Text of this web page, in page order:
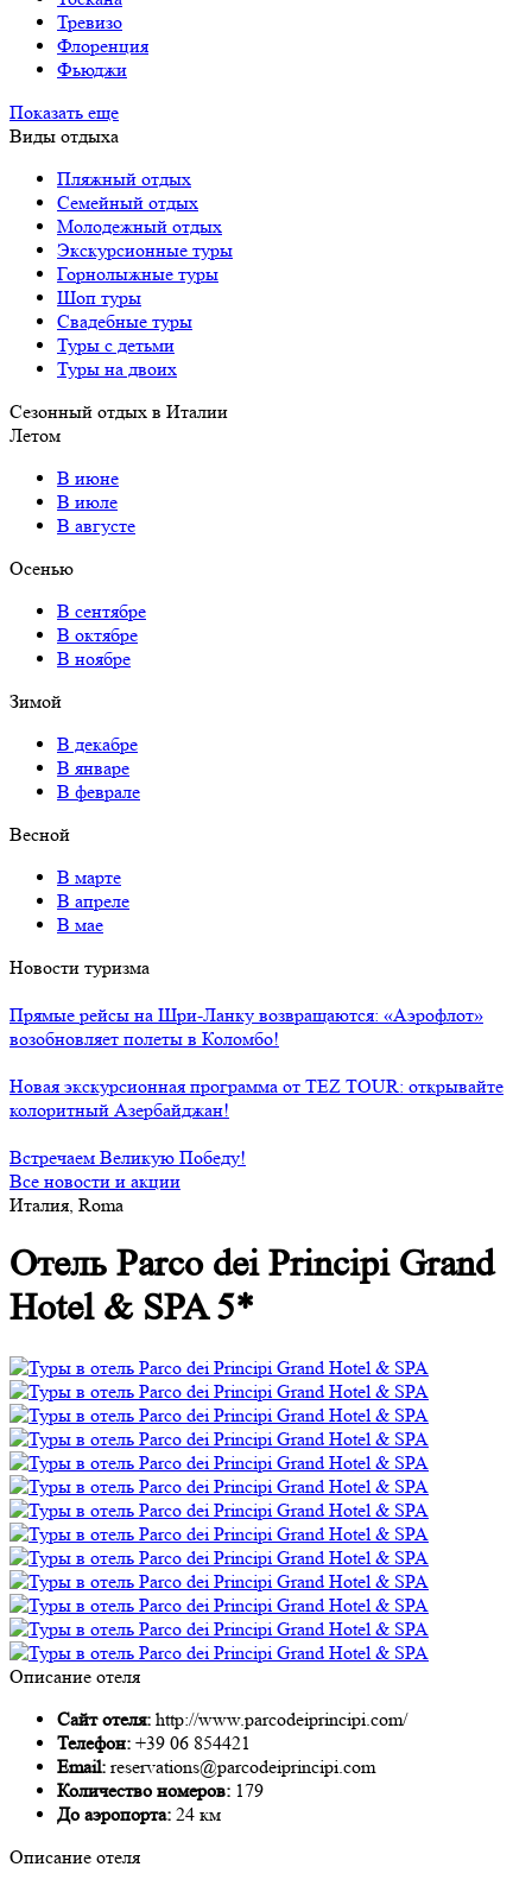
Тревизо
Флоренция
Фьюджи
Показать еще
Виды отдыха
Пляжный отдых
Семейный отдых
Молодежный отдых
Экскурсионные туры
Горнолыжные туры
Шоп туры
Свадебные туры
Туры с детьми
Туры на двоих
Сезонный отдых в Италии
Летом
В июне
В июле
В августе
Осенью
В сентябре
В октябре
В ноябре
Зимой
В декабре
В январе
В феврале
Весной
В марте
В апреле
В мае
Новости туризма
Прямые рейсы на Шри-Ланку возвращаются: «Аэрофлот»
возобновляет полеты в Коломбо!
Новая экскурсионная программа от TEZ TOUR: открывайте
колоритный Азербайджан!
Встречаем Великую Победу!
Все новости и акции
Италия, Roma
Отель Parco dei Principi Grand
Hotel & SPA 5*
Описание отеля
Сайт отеля: http://www.parcodeiprincipi.com/
Телефон: +39 06 854421
Email: reservations@parcodeiprincipi.com
Количество номеров: 179
До аэропорта: 24 км
Описание отеля